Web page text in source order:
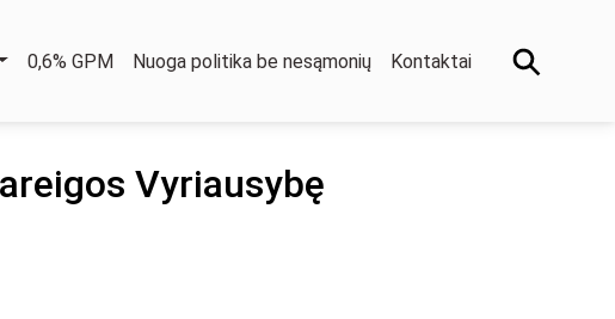
0,6% GPM Nuoga politika be nesąmonių Kontaktai
Vyriausybę